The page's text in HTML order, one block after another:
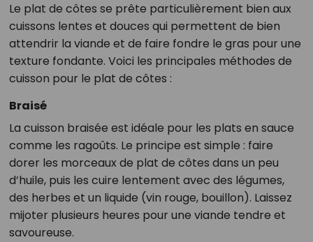
Le plat de côtes se prête particulièrement bien aux
cuissons lentes et douces qui permettent de bien
attendrir la viande et de faire fondre le gras pour une
texture fondante. Voici les principales méthodes de
cuisson pour le plat de côtes :
Braisé
La cuisson braisée est idéale pour les plats en sauce
comme les ragoûts. Le principe est simple : faire
dorer les morceaux de plat de côtes dans un peu
d’huile, puis les cuire lentement avec des légumes,
des herbes et un liquide (vin rouge, bouillon). Laissez
mijoter plusieurs heures pour une viande tendre et
savoureuse.